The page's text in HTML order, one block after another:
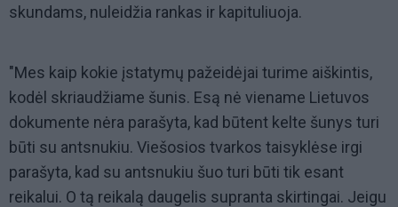
skundams, nuleidžia rankas ir kapituliuoja.
"Mes kaip kokie įstatymų pažeidėjai turime aiškintis,
kodėl skriaudžiame šunis. Esą nė viename Lietuvos
dokumente nėra parašyta, kad būtent kelte šunys turi
būti su antsnukiu. Viešosios tvarkos taisyklėse irgi
parašyta, kad su antsnukiu šuo turi būti tik esant
reikalui. O tą reikalą daugelis supranta skirtingai. Jeigu